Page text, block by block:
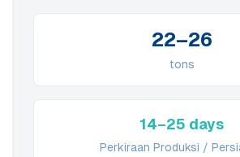
22–26
tons
14–25 days
Perkiraan Produksi /